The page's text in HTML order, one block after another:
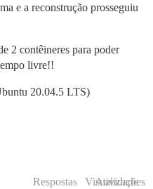
e a reconstrução prosseguiu
2 contêineres para poder
livre!!
20.04.5 LTS)
Respostas Visualizações
Atividade